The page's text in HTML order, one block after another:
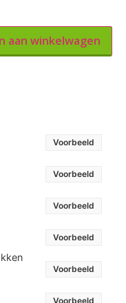
Voorbeeld
Voorbeeld
Voorbeeld
Voorbeeld
Voorbeeld
Voorbeeld
aan winkelwagen